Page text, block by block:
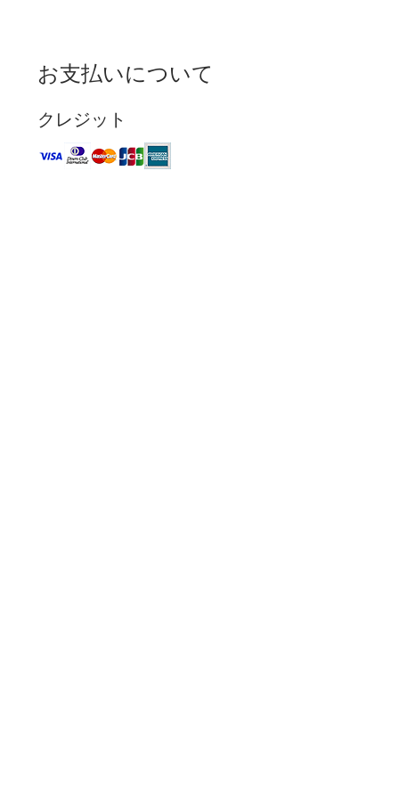
お支払いについて
クレジット